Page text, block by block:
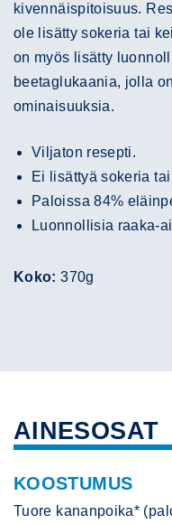
kivennäispitoisuus.
ole lisätty sokeria tai
on myös lisätty
beetaglukaania, jolla
ominaisuuksia.
Viljaton resepti.
Ei lisättyä sokeria
Paloissa 84%
Luonnollisia raaka-
Koko: 370g
AINESOSAT
KOOSTUMUS
Tuore kananpoika*